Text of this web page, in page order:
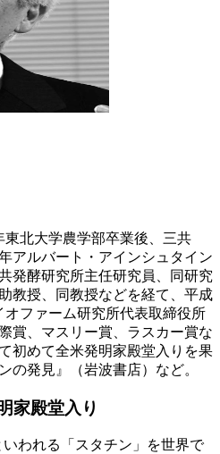
東北大学農学部卒業後、三共
アルバート・アインシュタイン
発酵研究所主任研究員、同研究
教授、同教授などを経て、平成
ファーム研究所代表取締役所
賞、マスリー賞、ラスカー賞な
初めて全米発明家殿堂入りを果
の発見』（岩波書店）など。
家殿堂入り
われる「スタチン」を世界で